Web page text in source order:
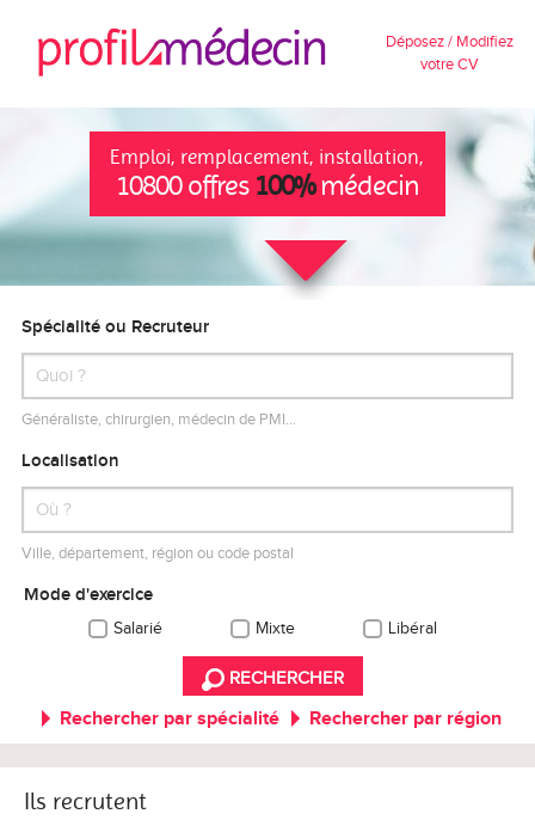
Déposez / Modifiez
votre CV
Emploi, remplacement, installation,
10800 offres 100%médecin
Spécialité ou Recruteur
Généraliste, chirurgien, médecin de PMI…
Localisation
Ville, département, région ou code postal
Mode d'exercice
Salarié Mixte Libéral
RECHERCHER
Rechercher par spécialité Rechercher par région
Ils recrutent